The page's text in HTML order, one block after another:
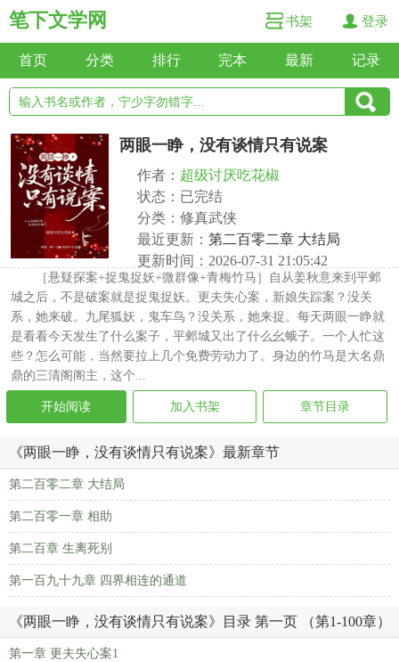
笔下文学网 书架 登录
首页 分类 排行 完本 最新 记录
两眼一睁，没有谈情只有说案
作者： 超级讨厌吃花椒
状态：已完结
分类：修真武侠
最近更新： 第二百零二章 大结局
更新时间：2026-07-31 21:05:42
［悬疑探案+捉鬼捉妖+微群像+青梅竹马］自从姜秋意来到平邺
城之后，不是破案就是捉鬼捉妖。更夫失心案，新娘失踪案？没关
系，她来破。九尾狐妖，鬼车鸟？没关系，她来捉。每天两眼一睁就
是看看今天发生了什么案子，平邺城又出了什么幺蛾子。一个人忙这
些？怎么可能，当然要拉上几个免费劳动力了。身边的竹马是大名鼎
鼎的三清阁阁主，这个...
开始阅读 加入书架 章节目录
《两眼一睁，没有谈情只有说案》最新章节
第二百零二章 大结局
第二百零一章 相助
第二百章 生离死别
第一百九十九章 四界相连的通道
《两眼一睁，没有谈情只有说案》目录 第一页 （第1-100章）
第一章 更夫失心案1